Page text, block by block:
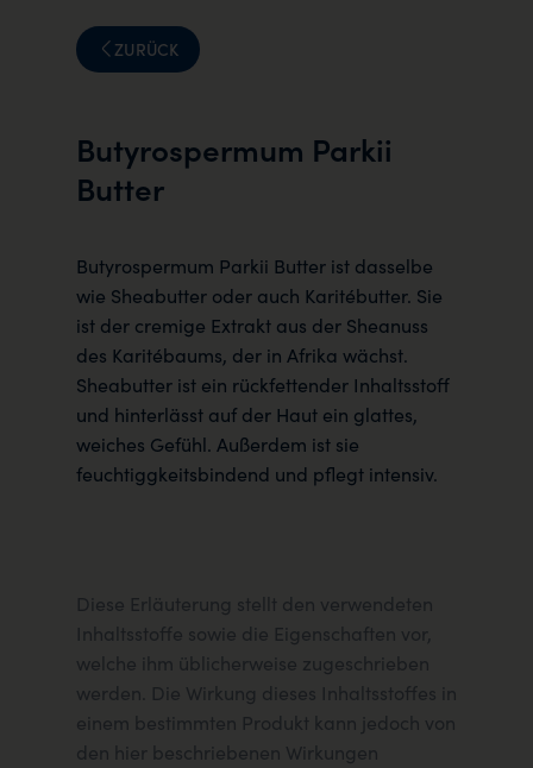
ZURÜCK
Butyrospermum Parkii
Butter
Butyrospermum Parkii Butter ist dasselbe
wie Sheabutter oder auch Karitébutter. Sie
ist der cremige Extrakt aus der Sheanuss
des Karitébaums, der in Afrika wächst.
Sheabutter ist ein rückfettender Inhaltsstoff
und hinterlässt auf der Haut ein glattes,
weiches Gefühl. Außerdem ist sie
feuchtiggkeitsbindend und pflegt intensiv.
Diese Erläuterung stellt den verwendeten
Inhaltsstoffe sowie die Eigenschaften vor,
welche ihm üblicherweise zugeschrieben
werden. Die Wirkung dieses Inhaltsstoffes in
einem bestimmten Produkt kann jedoch von
den hier beschriebenen Wirkungen